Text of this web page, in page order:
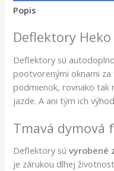
Popis
Deflektory Heko
Deflektory sú
pootvorenými oknami
podmienok, rovnako tak
jazde. A ani tým ich
Tmavá dymová
Deflektory súvyrobené
je zárukou dlhej